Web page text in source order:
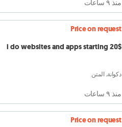
منذ ٩ ساعات
Price on request
i do websites and apps starting 20$
دكوانة, المتن
منذ ٩ ساعات
Price on request